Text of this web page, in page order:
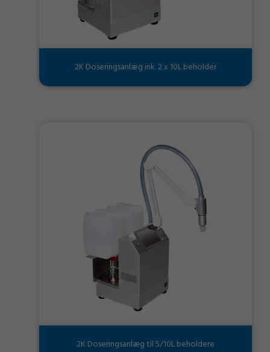
2K Doseringsanlæg ink. 2 x 10L beholder
2K Doseringsanlæg til 5/10L beholdere